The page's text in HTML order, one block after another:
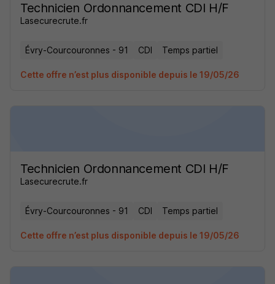
Technicien Ordonnancement CDI H/F
Lasecurecrute.fr
Évry-Courcouronnes - 91 CDI Temps partiel
Cette offre n’est plus disponible depuis le 19/05/26
Technicien Ordonnancement CDI H/F
Lasecurecrute.fr
Évry-Courcouronnes - 91 CDI Temps partiel
Cette offre n’est plus disponible depuis le 19/05/26